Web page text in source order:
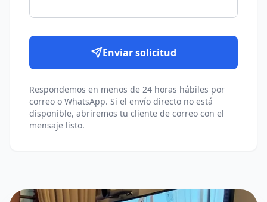
Enviar solicitud
Respondemos en menos de 24 horas hábiles por
correo o WhatsApp. Si el envío directo no está
disponible, abriremos tu cliente de correo con el
mensaje listo.